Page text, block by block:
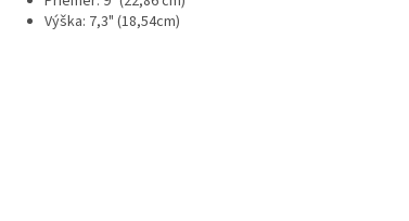
Výška: 7,3" (18,54cm)